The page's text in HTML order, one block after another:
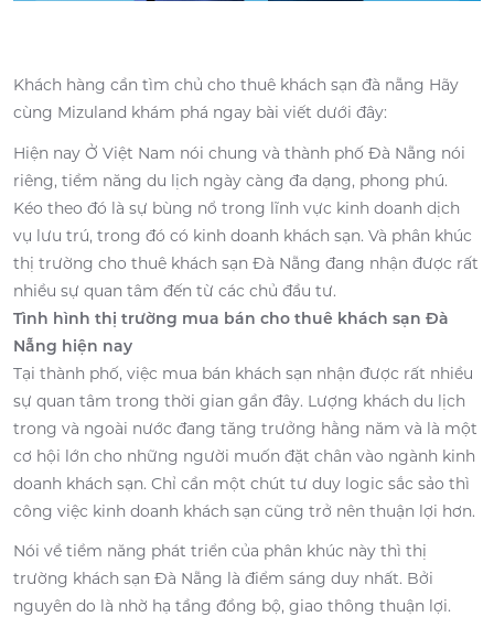
Khách hàng cần tìm chủ cho thuê khách sạn đà nẵng Hãy
cùng Mizuland khám phá ngay bài viết dưới đây:
Hiện nay Ở Việt Nam nói chung và thành phố Đà Nẵng nói
riêng, tiềm năng du lịch ngày càng đa dạng, phong phú.
Kéo theo đó là sự bùng nổ trong lĩnh vực kinh doanh dịch
vụ lưu trú, trong đó có kinh doanh khách sạn. Và phân khúc
thị trường cho thuê khách sạn Đà Nẵng đang nhận được rất
nhiều sự quan tâm đến từ các chủ đầu tư.
Tình hình thị trường mua bán cho thuê khách sạn Đà
Nẵng hiện nay
Tại thành phố, việc mua bán khách sạn nhận được rất nhiều
sự quan tâm trong thời gian gần đây. Lượng khách du lịch
trong và ngoài nước đang tăng trưởng hằng năm và là một
cơ hội lớn cho những người muốn đặt chân vào ngành kinh
doanh khách sạn. Chỉ cần một chút tư duy logic sắc sảo thì
công việc kinh doanh khách sạn cũng trở nên thuận lợi hơn.
Nói về tiềm năng phát triển của phân khúc này thì thị
trường khách sạn Đà Nẵng là điểm sáng duy nhất. Bởi
nguyên do là nhờ hạ tầng đồng bộ, giao thông thuận lợi.